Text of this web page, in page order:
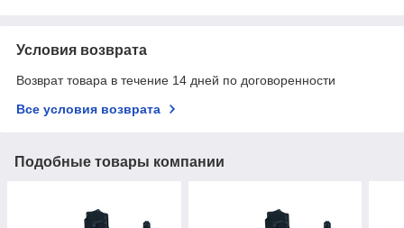
Условия возврата
Возврат товара в течение 14 дней по договоренности
Все условия возврата
Подобные товары компании